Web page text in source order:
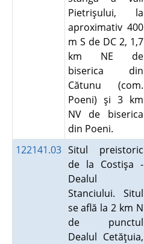
Pietrişului, la
aproximativ 400
m S de DC 2, 1,7
km NE de
biserica din
Cătunu (com.
Poeni) şi 3 km
NV de biserica
din Poeni.
122141.03 Situl preistoric
de la Costişa -
Dealul
Stanciului. Situl
se află la 2 km N
de punctul
Dealul Cetăţuia,